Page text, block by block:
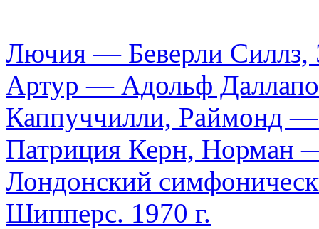
Лючия — Беверли Силлз,
Артур — Адольф
Каппуччилли, Раймонд
Патриция Керн, Норман
Лондонский
Шипперс. 1970 г.